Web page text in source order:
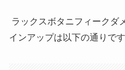
ラックスボタニフィークダ
インアップは以下の通りです